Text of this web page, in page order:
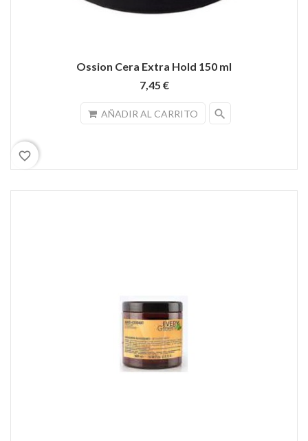
Ossion Cera Extra Hold 150 ml
7,45 €
AÑADIR AL CARRITO search
favorite_border